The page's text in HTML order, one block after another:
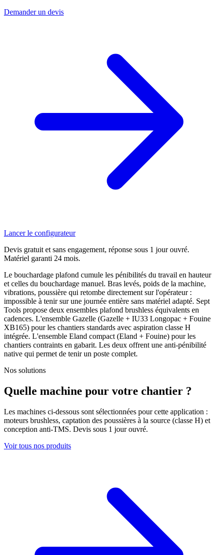
Demander un devis
Lancer le configurateur
Devis gratuit et sans engagement, réponse sous 1 jour ouvré.
Matériel garanti 24 mois.
Le bouchardage plafond cumule les pénibilités du travail en hauteur
et celles du bouchardage manuel. Bras levés, poids de la machine,
vibrations, poussière qui retombe directement sur l'opérateur :
impossible à tenir sur une journée entière sans matériel adapté. Sept
Tools propose deux ensembles plafond brushless équivalents en
cadences. L'ensemble Gazelle (Gazelle + IU33 Longopac + Fouine
XB165) pour les chantiers standards avec aspiration classe H
intégrée. L'ensemble Eland compact (Eland + Fouine) pour les
chantiers contraints en gabarit. Les deux offrent une anti-pénibilité
native qui permet de tenir un poste complet.
Nos solutions
Quelle machine pour votre chantier ?
Les machines ci-dessous sont sélectionnées pour cette application :
moteurs brushless, captation des poussières à la source (classe H) et
conception anti-TMS. Devis sous 1 jour ouvré.
Voir tous nos produits